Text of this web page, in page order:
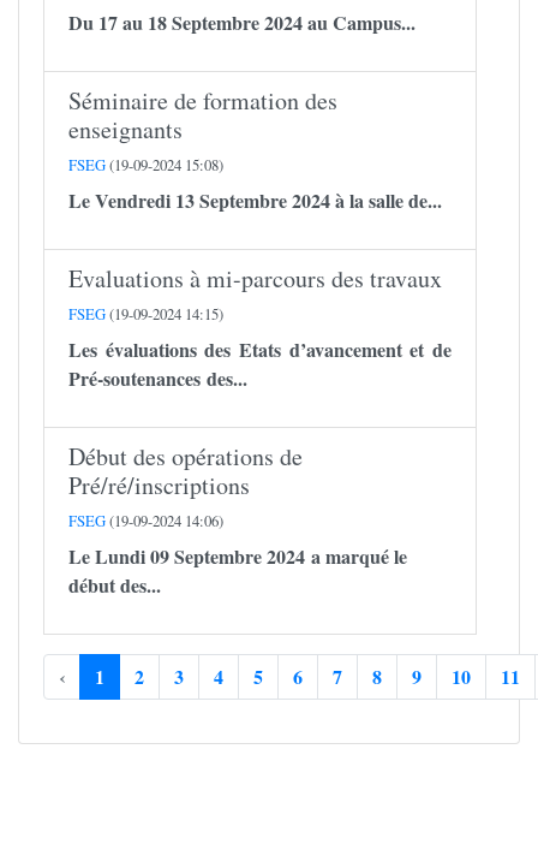
Du 17 au 18 Septembre 2024 au Campus...
Séminaire de formation des
enseignants
FSEG(19-09-2024 15:08)
Le Vendredi 13 Septembre 2024 à la salle de...
Evaluations à mi-parcours des travaux
FSEG(19-09-2024 14:15)
Les évaluations des Etats d’avancement et de
Pré-soutenances des...
Début des opérations de
Pré/ré/inscriptions
FSEG(19-09-2024 14:06)
Le Lundi 09 Septembre 2024 a marqué le
début des...
‹ 1 2 3 4 5 6 7 8 9 10 11